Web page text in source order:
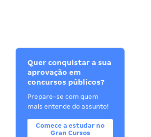
Quer conquistar a sua
aprovação em
concursos públicos?
Prepare-se com quem
mais entende do assunto!
Comece a estudar no
Gran Cursos